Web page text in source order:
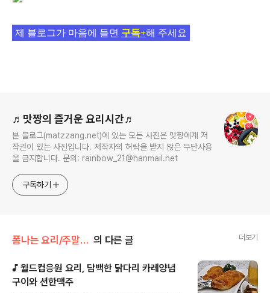
제 블로그가 마음에 들면 구독+해 주세요
♬맛짱의 즐거운 요리시간♬
본 블로그(matzzang.net)에 있는 모든 사진은 맛짱에게 저
작권이 있는 사진입니다. 저작자의 허락을 받지 않은 무단사용
을 금지합니다. 문의: rainbow_21@hanmail.net
구독하기
폼나는 요리/주말일품 요리 의 다른 글 더보기
♪ 월드컵응원 요리, 담백한 닭다리 카레양념
구이와 션한맥주